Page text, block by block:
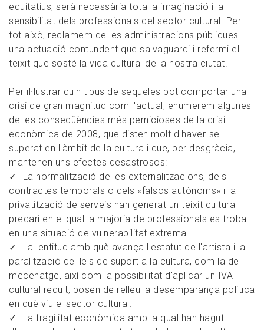
equitatius, serà necessària tota la imaginació i la
sensibilitat dels professionals del sector cultural. Per
tot això, reclamem de les administracions públiques
una actuació contundent que salvaguardi i refermi el
teixit que sosté la vida cultural de la nostra ciutat.
Per il·lustrar quin tipus de seqüeles pot comportar una
crisi de gran magnitud com l'actual, enumerem algunes
de les conseqüències més pernicioses de la crisi
econòmica de 2008, que disten molt d'haver-se
superat en l'àmbit de la cultura i que, per desgràcia,
mantenen uns efectes desastrosos:
La normalització de les externalitzacions, dels
contractes temporals o dels «falsos autònoms» i la
privatització de serveis han generat un teixit cultural
precari en el qual la majoria de professionals es troba
en una situació de vulnerabilitat extrema.
La lentitud amb què avança l'estatut de l'artista i la
paralització de lleis de suport a la cultura, com la del
mecenatge, així com la possibilitat d'aplicar un IVA
cultural reduït, posen de relleu la desemparança política
en què viu el sector cultural.
La fragilitat econòmica amb la qual han hagut